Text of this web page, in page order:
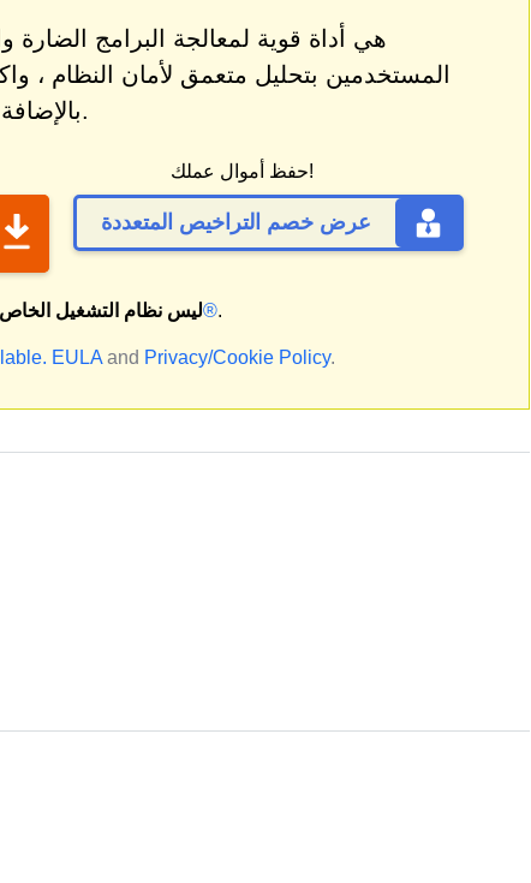
المستخدمين بتحليل متعمق لأمان النظام ،
بالإضافة إلى خدمة دعم تقني فردية.
حفظ أموال عملك!
عرض خصم التراخيص المتعددة
ليس نظام التشغيلماك®.
EULA and Privacy/Cookie Policy.